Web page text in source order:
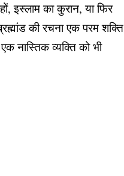
इस्लाम का कुरान, या फिर
की रचना एक परम शक्ति
नास्तिक व्यक्ति को भी